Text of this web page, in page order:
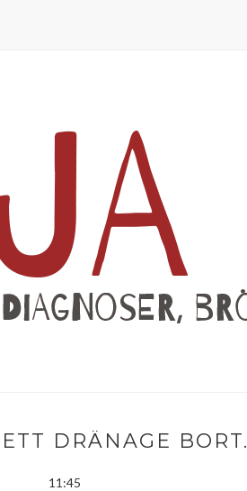
ETT DRÄNAGE BORT.
11:45